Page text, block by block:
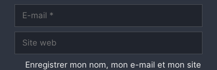
mail
web
Enregistrer mon nom, mon e-mail et mon site